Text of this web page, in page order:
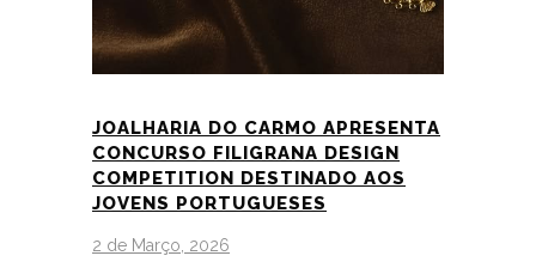
JOALHARIA DO CARMO APRESENTA
CONCURSO FILIGRANA DESIGN
COMPETITION DESTINADO AOS
JOVENS PORTUGUESES
2 de Março, 2026